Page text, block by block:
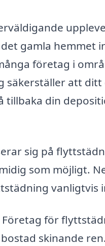
gamla hemmet
företag i
säkerställer att
tillbaka din
sig på
som möjligt.
vanligtvis
Företag för
skinande